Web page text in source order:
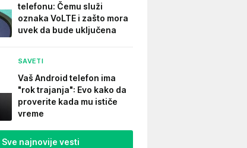
telefonu: Čemu služi
oznaka VoLTE i zašto mora
uvek da bude uključena
SAVETI
Vaš Android telefon ima
"rok trajanja": Evo kako da
proverite kada mu ističe
vreme
Sve najnovije vesti